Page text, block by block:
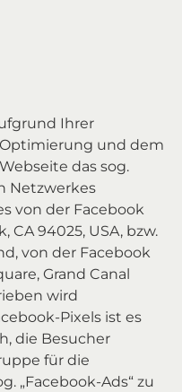
Ihrer
und dem
das sog.
Netzwerkes
von der Facebook
CA 94025, USA, bzw.
von der Facebook
Grand Canal
wird
Pixels ist es
die Besucher
für die
„Facebook-Ads“ zu